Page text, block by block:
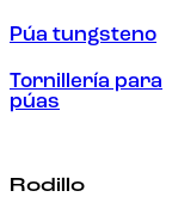
Púa tungsteno
Tornillería para
púas
Rodillo